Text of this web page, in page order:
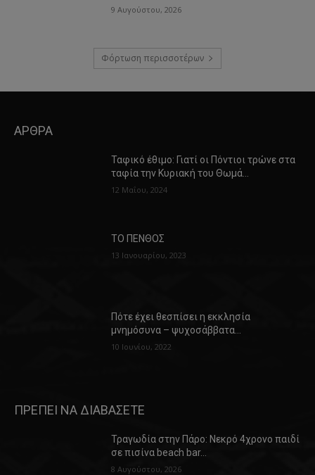
9 Αυγούστου, 2026
Φόρτωση περισσοτέρων
ΑΡΘΡΑ
Ταφικό έθιμο: Γιατί οι Πόντιοι τρώνε στα
ταφία την Κυριακή του Θωμά…
12 Μαΐου, 2024
ΤΟ ΠΕΝΘΟΣ
13 Ιανουαρίου, 2023
Πότε έχει θεσπίσει η εκκλησία
μνημόσυνα – ψυχοσάββατα…
10 Ιουνίου, 2022
ΠΡΕΠΕΙ ΝΑ ΔΙΑΒΑΣΕΤΕ
Τραγωδία στην Πάρο: Νεκρό 4χρονο παιδί
σε πισίνα beach bar…
8 Αυγούστου, 2026